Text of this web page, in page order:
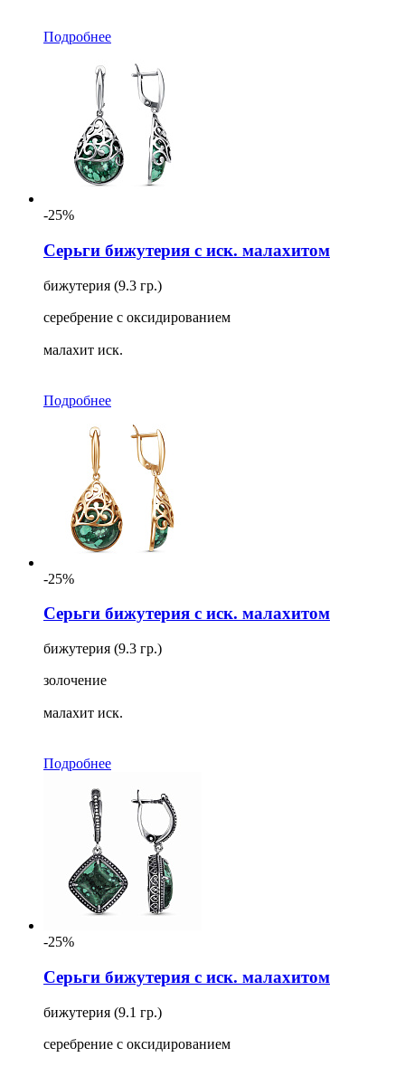
Подробнее
-25%
Серьги бижутерия с иск. малахитом
бижутерия (9.3 гр.)
серебрение с оксидированием
малахит иск.
Подробнее
-25%
Серьги бижутерия с иск. малахитом
бижутерия (9.3 гр.)
золочение
малахит иск.
Подробнее
-25%
Серьги бижутерия с иск. малахитом
бижутерия (9.1 гр.)
серебрение с оксидированием